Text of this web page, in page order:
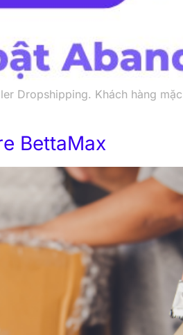
Dropshipping. Khách hàng
BettaMax